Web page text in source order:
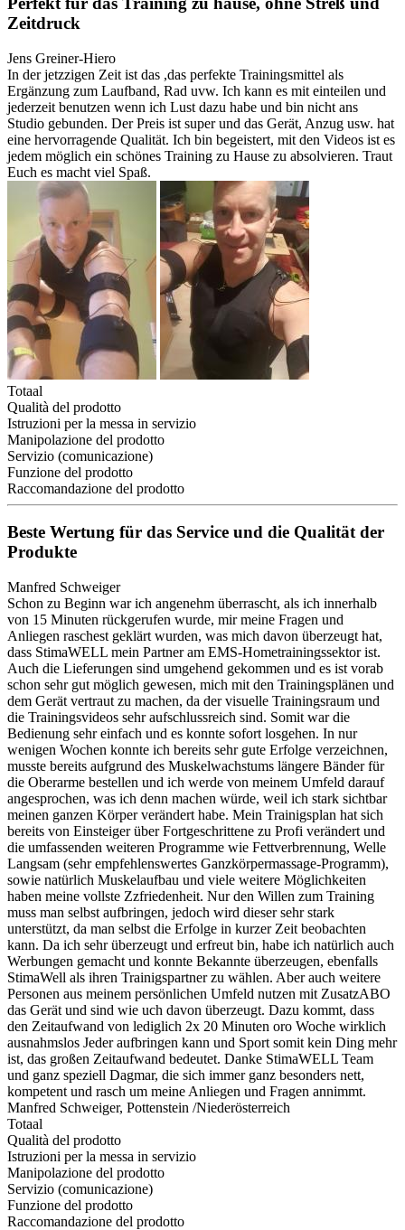
Zeitdruck
Jens Greiner-Hiero
In der jetzzigen Zeit ist das ,das perfekte Trainingsmittel als
Ergänzung zum Laufband, Rad uvw. Ich kann es mit einteilen und
jederzeit benutzen wenn ich Lust dazu habe und bin nicht ans
Studio gebunden. Der Preis ist super und das Gerät, Anzug usw. hat
eine hervorragende Qualität. Ich bin begeistert, mit den Videos ist es
jedem möglich ein schönes Training zu Hause zu absolvieren. Traut
Euch es macht viel Spaß.
Totaal
Qualità del prodotto
Istruzioni per la messa in servizio
Manipolazione del prodotto
Servizio (comunicazione)
Funzione del prodotto
Raccomandazione del prodotto
Beste Wertung für das Service und die Qualität der
Produkte
Manfred Schweiger
Schon zu Beginn war ich angenehm überrascht, als ich innerhalb
von 15 Minuten rückgerufen wurde, mir meine Fragen und
Anliegen raschest geklärt wurden, was mich davon überzeugt hat,
dass StimaWELL mein Partner am EMS-Hometrainingssektor ist.
Auch die Lieferungen sind umgehend gekommen und es ist vorab
schon sehr gut möglich gewesen, mich mit den Trainingsplänen und
dem Gerät vertraut zu machen, da der visuelle Trainingsraum und
die Trainingsvideos sehr aufschlussreich sind. Somit war die
Bedienung sehr einfach und es konnte sofort losgehen. In nur
wenigen Wochen konnte ich bereits sehr gute Erfolge verzeichnen,
musste bereits aufgrund des Muskelwachstums längere Bänder für
die Oberarme bestellen und ich werde von meinem Umfeld darauf
angesprochen, was ich denn machen würde, weil ich stark sichtbar
meinen ganzen Körper verändert habe. Mein Trainigsplan hat sich
bereits von Einsteiger über Fortgeschrittene zu Profi verändert und
die umfassenden weiteren Programme wie Fettverbrennung, Welle
Langsam (sehr empfehlenswertes Ganzkörpermassage-Programm),
sowie natürlich Muskelaufbau und viele weitere Möglichkeiten
haben meine vollste Zzfriedenheit. Nur den Willen zum Training
muss man selbst aufbringen, jedoch wird dieser sehr stark
unterstützt, da man selbst die Erfolge in kurzer Zeit beobachten
kann. Da ich sehr überzeugt und erfreut bin, habe ich natürlich auch
Werbungen gemacht und konnte Bekannte überzeugen, ebenfalls
StimaWell als ihren Trainigspartner zu wählen. Aber auch weitere
Personen aus meinem persönlichen Umfeld nutzen mit ZusatzABO
das Gerät und sind wie uch davon überzeugt. Dazu kommt, dass
den Zeitaufwand von lediglich 2x 20 Minuten oro Woche wirklich
ausnahmslos Jeder aufbringen kann und Sport somit kein Ding mehr
ist, das großen Zeitaufwand bedeutet. Danke StimaWELL Team
und ganz speziell Dagmar, die sich immer ganz besonders nett,
kompetent und rasch um meine Anliegen und Fragen annimmt.
Manfred Schweiger, Pottenstein /Niederösterreich
Totaal
Qualità del prodotto
Istruzioni per la messa in servizio
Manipolazione del prodotto
Servizio (comunicazione)
Funzione del prodotto
Raccomandazione del prodotto